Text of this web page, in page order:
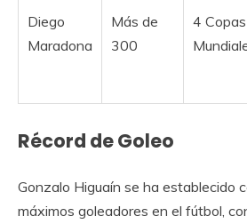
Diego
Maradona
Más de
300
4 Copas
Récord de Goleo
Gonzalo Higuaín se ha establecido
máximos goleadores en el fútbol,